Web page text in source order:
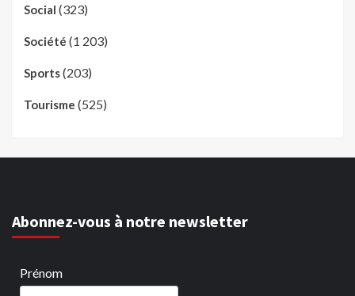
Social (323)
Société (1 203)
Sports(203)
Tourisme (525)
Abonnez-vous à notre newsletter
Prénom